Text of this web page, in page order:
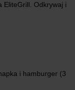
EliteGrill. Odkrywaj i
i hamburger (3